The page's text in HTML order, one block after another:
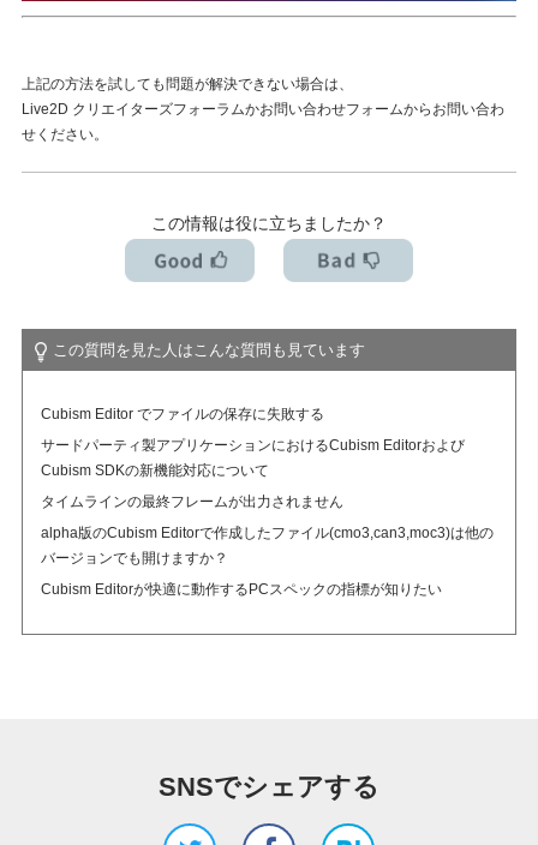
上記の方法を試しても問題が解決できない場合は、
Live2D クリエイターズフォーラムかお問い合わせフォームからお問い合わ
せください。
この情報は役に立ちましたか？
この質問を見た人はこんな質問も見ています
Cubism Editor でファイルの保存に失敗する
サードパーティ製アプリケーションにおけるCubism Editorおよび
Cubism SDKの新機能対応について
タイムラインの最終フレームが出力されません
alpha版のCubism Editorで作成したファイル(cmo3,can3,moc3)は他の
バージョンでも開けますか？
Cubism Editorが快適に動作するPCスペックの指標が知りたい
SNSでシェアする